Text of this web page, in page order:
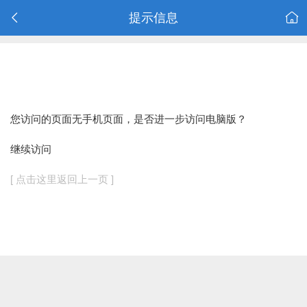
提示信息
您访问的页面无手机页面，是否进一步访问电脑版？
继续访问
[ 点击这里返回上一页 ]